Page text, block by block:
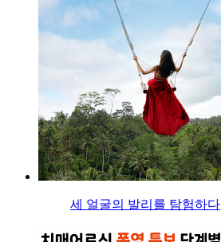
세 얼굴의 발리를 탐험하다